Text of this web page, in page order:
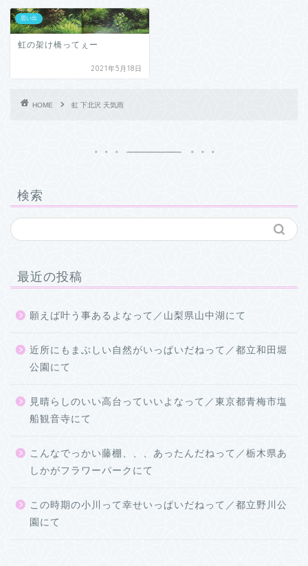
思い出
虹の架け橋ってぇー
2021年5月18日
HOME 虹 下北沢 天気雨
検索
最近の投稿
願えば叶う事あるよなって／山梨県山中湖にて
近所にもまぶしい自然がいっぱいだねって／都立和田堀
公園にて
見晴らしのいい高台っていいよなって／東京都青梅市塩
船観音寺にて
こんなでっかい藤棚、、、あったんだねって／栃木県あ
しかがフラワーパークにて
この時期の小川って幸せいっぱいだねって／都立野川公
園にて